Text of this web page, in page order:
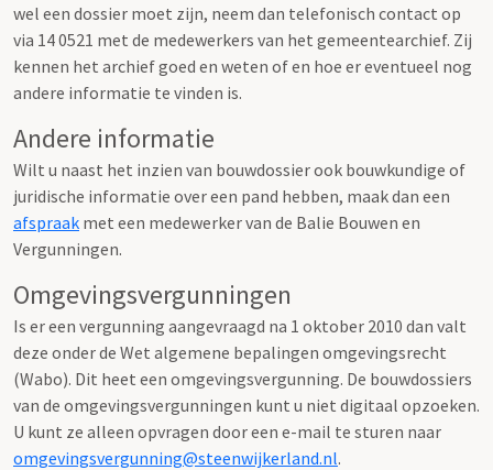
wel een dossier moet zijn, neem dan telefonisch contact op
via 14 0521 met de medewerkers van het gemeentearchief. Zij
kennen het archief goed en weten of en hoe er eventueel nog
andere informatie te vinden is.
Andere informatie
Wilt u naast het inzien van bouwdossier ook bouwkundige of
juridische informatie over een pand hebben, maak dan een
afspraak met een medewerker van de Balie Bouwen en
Vergunningen.
Omgevingsvergunningen
Is er een vergunning aangevraagd na 1 oktober 2010 dan valt
deze onder de Wet algemene bepalingen omgevingsrecht
(Wabo). Dit heet een omgevingsvergunning. De bouwdossiers
van de omgevingsvergunningen kunt u niet digitaal opzoeken.
U kunt ze alleen opvragen door een e-mail te sturen naar
omgevingsvergunning@steenwijkerland.nl.